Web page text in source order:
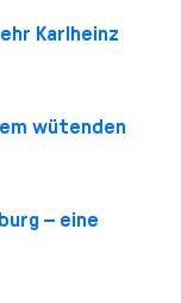
Karlheinz
wütenden
– eine